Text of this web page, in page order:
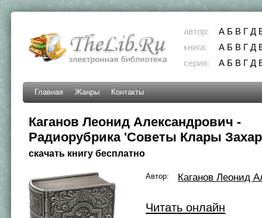
автор: А Б В Г Д
книга:
А Б В Г Д
серия:
А Б В Г Д
Главная Жанры Контакты
Каганов Леонид Александрович -
Радиоpубpика 'Советы Клаpы
скачать книгу бесплатно
Автор: Каганов Леонид
Читать онлайн